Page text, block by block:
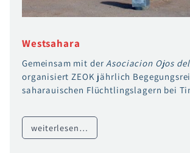
Westsahara
Gemeinsam mit derAsociacion Ojos
organisiert ZEOK jährlich
saharauischen Flüchtlingslagern bei
weiterlesen…